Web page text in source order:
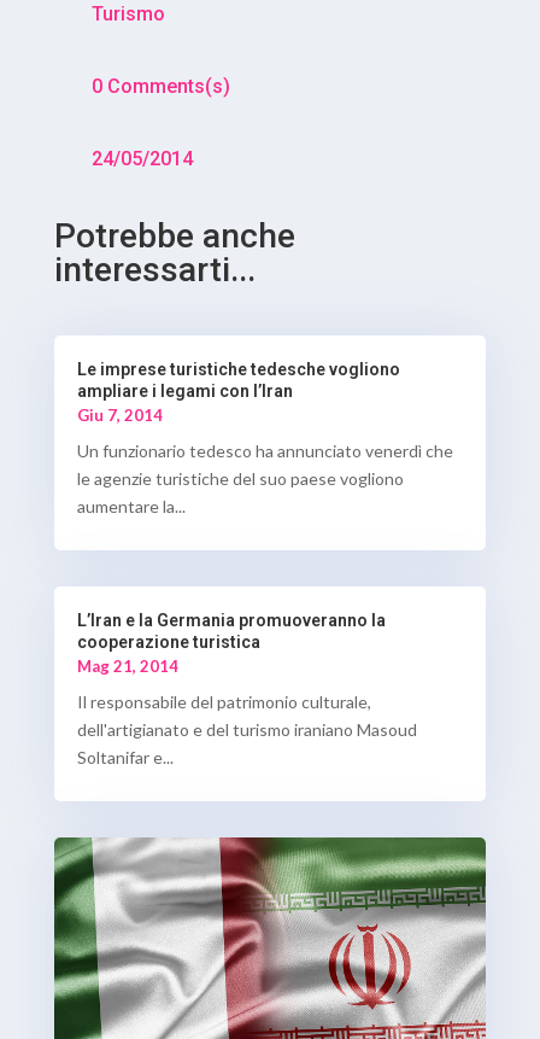
Turismo
0 Comments(s)
24/05/2014
Potrebbe anche
interessarti...
Le imprese turistiche tedesche vogliono
ampliare i legami con l’Iran
Giu 7, 2014
Un funzionario tedesco ha annunciato venerdì che
le agenzie turistiche del suo paese vogliono
aumentare la...
L’Iran e la Germania promuoveranno la
cooperazione turistica
Mag 21, 2014
Il responsabile del patrimonio culturale,
dell'artigianato e del turismo iraniano Masoud
Soltanifar e...